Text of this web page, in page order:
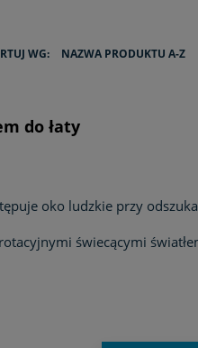
WG: NAZWA PRODUKTU A-Z
do łaty
oko ludzkie przy
świecącymi